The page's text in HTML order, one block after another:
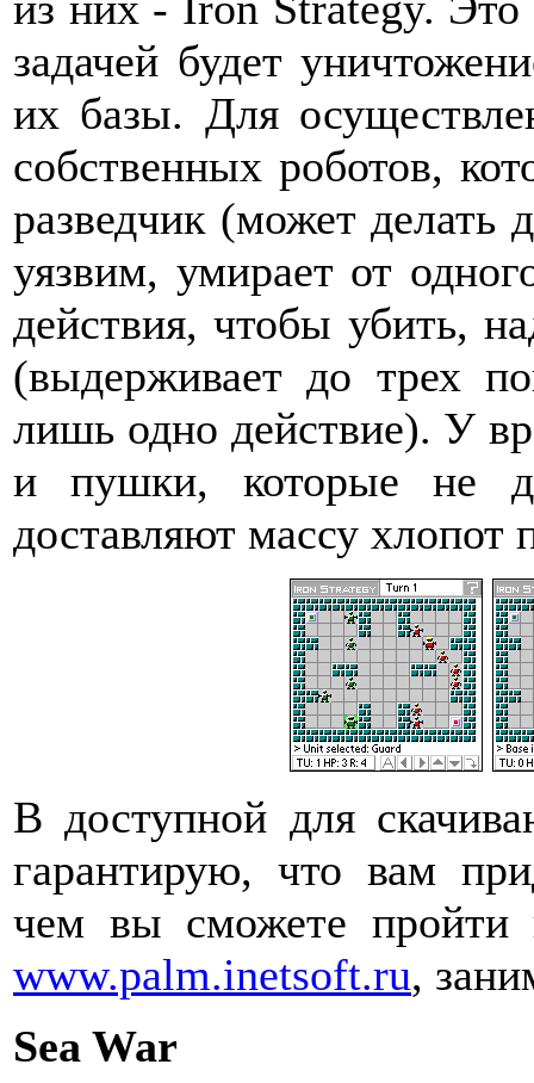
задачей будет
их базы. Для
собственных роботов,
разведчик (может делать
уязвим, умирает от
действия, чтобы убить,
(выдерживает до трех
лишь одно действие). У
и пушки, которые не
доставляют массу хлопот
В доступной для
гарантирую, что вам
чем вы сможете
www.palm.inetsoft.ru,
Sea War